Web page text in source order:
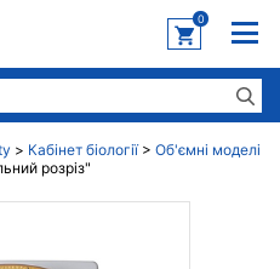
0
> Кабінет біології> Об'ємні моделі
розріз"